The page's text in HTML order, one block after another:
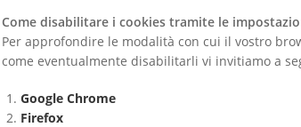
Come disabilitare i cookies tramite le
Per approfondire le modalità con cui il vostro
come eventualmente disabilitarli vi invitiamo a
Google Chrome
Firefox